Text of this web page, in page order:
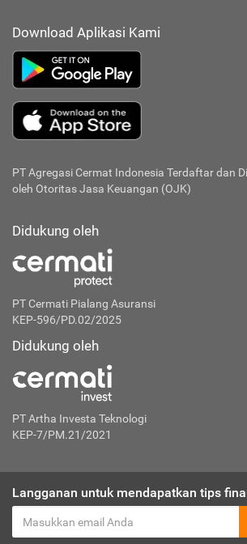
Download Aplikasi Kami
PT Agregasi Cermat Indonesia Terdaftar dan
oleh Otoritas Jasa Keuangan (OJK)
Didukung oleh
PT Cermati Pialang Asuransi
KEP-596/PD.02/2025
Didukung oleh
PT Artha Investa Teknologi
KEP-7/PM.21/2021
Langganan untuk mendapatkan tips